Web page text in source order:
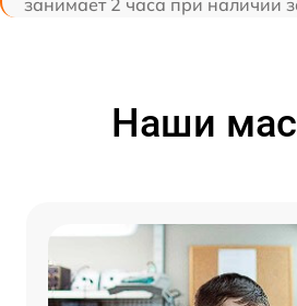
занимает 2 часа при наличии
Наши